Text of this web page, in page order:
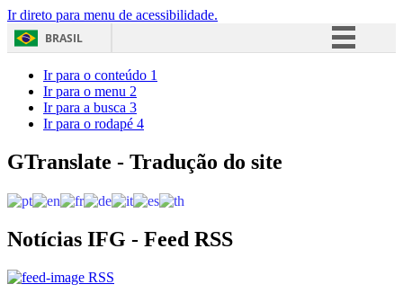
Ir direto para menu de acessibilidade.
BRASIL
Acesso à informação
Ir para o conteúdo 1
Ir para o menu 2
Ir para a busca 3
Ir para o rodapé 4
GTranslate - Tradução do site
Notícias IFG - Feed RSS
RSS